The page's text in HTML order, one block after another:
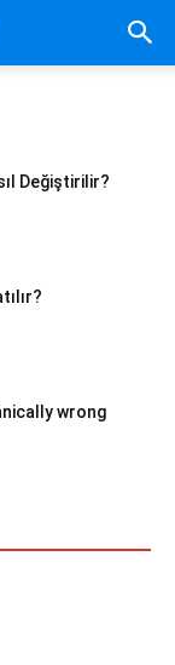
Değiştirilir?
wrong